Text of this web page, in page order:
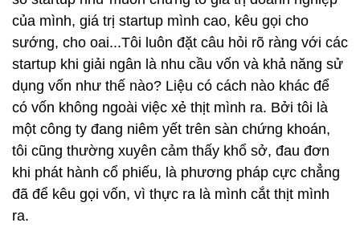
của mình, giá trị startup mình cao, kêu gọi cho
sướng, cho oai...Tôi luôn đặt câu hỏi rõ ràng với các
startup khi giải ngân là nhu cầu vốn và khả năng sử
dụng vốn như thế nào? Liệu có cách nào khác để
có vốn không ngoài việc xẻ thịt mình ra. Bởi tôi là
một công ty đang niêm yết trên sàn chứng khoán,
tôi cũng thường xuyên cảm thấy khổ sở, đau đơn
khi phát hành cổ phiếu, là phương pháp cực chẳng
đã để kêu gọi vốn, vì thực ra là mình cắt thịt mình
ra.